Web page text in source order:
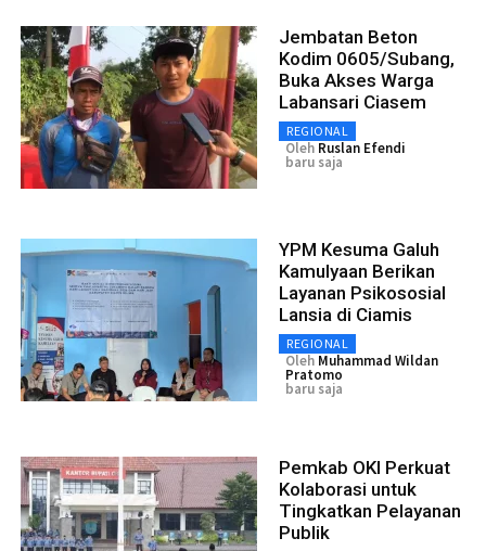
Jembatan Beton
Kodim 0605/Subang,
Buka Akses Warga
Labansari Ciasem
REGIONAL
Oleh Ruslan Efendi
baru saja
YPM Kesuma Galuh
Kamulyaan Berikan
Layanan Psikososial
Lansia di Ciamis
REGIONAL
Oleh Muhammad Wildan
Pratomo
baru saja
Pemkab OKI Perkuat
Kolaborasi untuk
Tingkatkan Pelayanan
Publik